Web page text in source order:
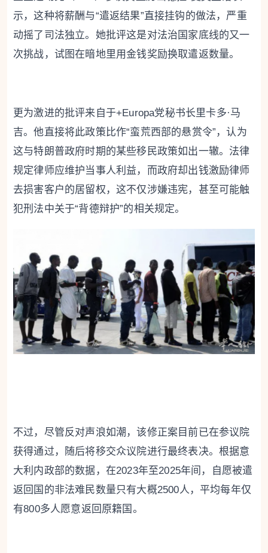
示，这种将薪酬与“遣返结果”直接挂钩的做法，严重
动摇了司法独立。她批评这是对法治国家底线的又一
次挑战，试图在暗地里用金钱奖励换取遣返数量。
更为激进的批评来自于+Europa党秘书长里卡多·马
吉。他直接将此政策比作“蛮荒西部的悬赏令”，认为
这与特朗普政府时期的某些移民政策如出一辙。法律
规定律师应维护当事人利益，而政府却出钱激励律师
去损害客户的居留权，这不仅涉嫌违宪，甚至可能触
犯刑法中关于“背德辩护”的相关规定。
不过，尽管反对声浪如潮，该修正案目前已在参议院
获得通过，随后将移交众议院进行最终表决。根据意
大利内政部的数据，在2023年至2025年间，自愿被遣
返回国的非法难民数量只有大概2500人，平均每年仅
有800多人愿意返回原籍国。